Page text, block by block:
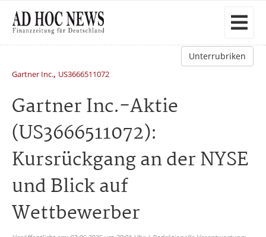
Unterrubriken
Gartner Inc., US3666511072
Gartner Inc.-Aktie
(US3666511072):
Kursrückgang an der NYSE
und Blick auf
Wettbewerber